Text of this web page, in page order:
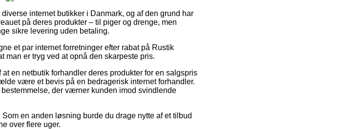
internet butikker i Danmark, og af den grund har
på deres produkter – til piger og drenge, men
sikre levering uden betaling.
et par internet forretninger efter rabat på Rustik
man er tryg ved at opnå den skarpeste pris.
en netbutik forhandler deres produkter for en salgspris
være et bevis på en bedragerisk internet forhandler.
der værner kunden imod svindlende
en anden løsning burde du drage nytte af et tilbud
over flere uger.